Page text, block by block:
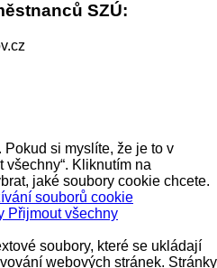
SZÚ:
si myslíte, že je to v
všechny“. Kliknutím na
jaké soubory cookie chcete.
souborů cookie
Přijmout všechny
soubory, které se ukládají
webových stránek. Stránky